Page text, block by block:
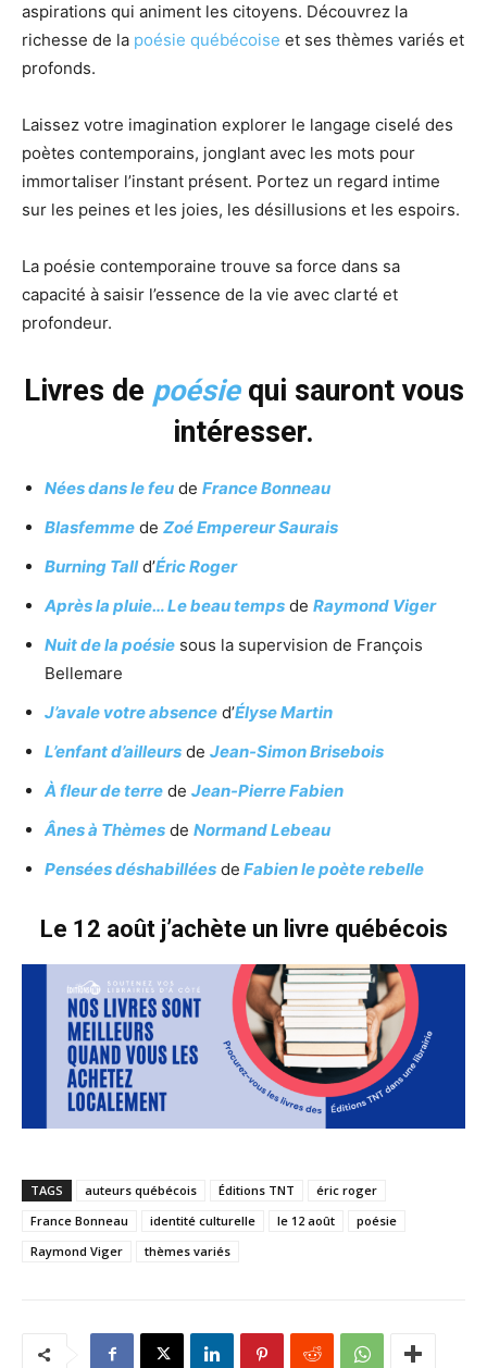
aspirations qui animent les citoyens. Découvrez la
richesse de la poésie québécoise et ses thèmes variés et
profonds.
Laissez votre imagination explorer le langage ciselé des
poètes contemporains, jonglant avec les mots pour
immortaliser l’instant présent. Portez un regard intime
sur les peines et les joies, les désillusions et les espoirs.
La poésie contemporaine trouve sa force dans sa
capacité à saisir l’essence de la vie avec clarté et
profondeur.
Livres de poésiequi sauront vous
intéresser.
Nées dans le feu de France Bonneau
Blasfemme de Zoé Empereur Saurais
Burning Talld’Éric Roger
Après la pluie… Le beau temps de Raymond Viger
Nuit de la poésie sous la supervision de François
Bellemare
J’avale votre absence d’Élyse Martin
L’enfant d’ailleurs de Jean-Simon Brisebois
À fleur de terre de Jean-Pierre Fabien
Ânes à Thèmes de Normand Lebeau
Pensées déshabillées de Fabien le poète rebelle
Le 12 août j’achète un livre québécois
TAGS auteurs québécois Éditions TNT
éric roger
France Bonneau
identité culturelle le 12 août
poésie
Raymond Viger
thèmes variés